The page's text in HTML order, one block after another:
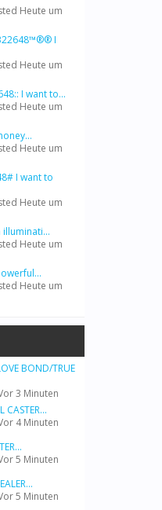
Heute um
I
Heute um
I want to...
Heute um
Heute um
I want to
Heute um
illuminati...
Heute um
Heute um
BOND/TRUE
3 Minuten
CASTER...
4 Minuten
5 Minuten
5 Minuten